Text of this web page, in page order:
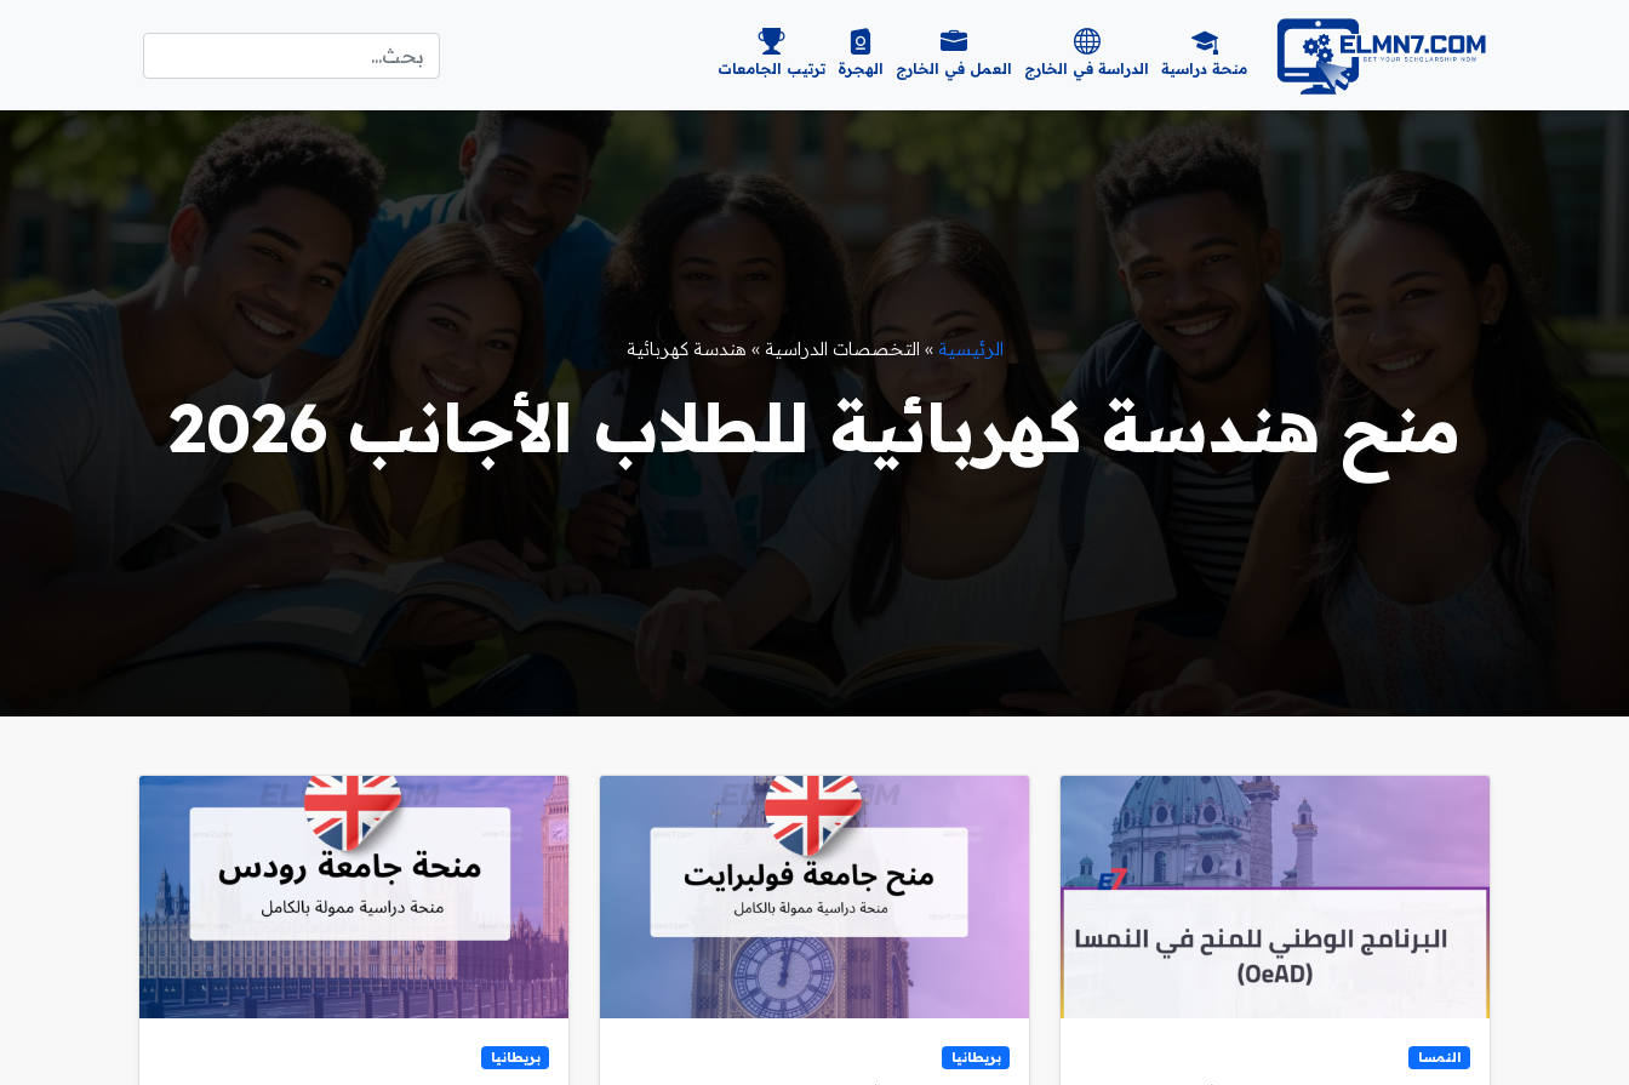
منحة دراسية الدراسة في الخارج العمل في الخارج الهجرة ترتيب الجامعات
الرئيسية » التخصصات الدراسية » هندسة كهربائية
منح هندسة كهربائية للطلاب الأجانب 2026
النمسا بريطانيا بريطانيا